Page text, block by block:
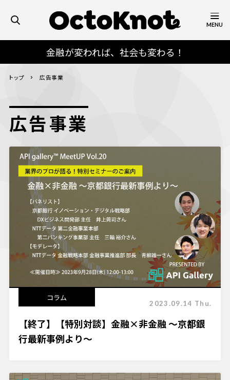
金融が変われば、社会も変わる！
MENU
トップ 広告事業
広告事業
コラム
2023.09.14 Thu.
【終了】【特別対談】金融×非金融 ～京都銀
行最新事例より～